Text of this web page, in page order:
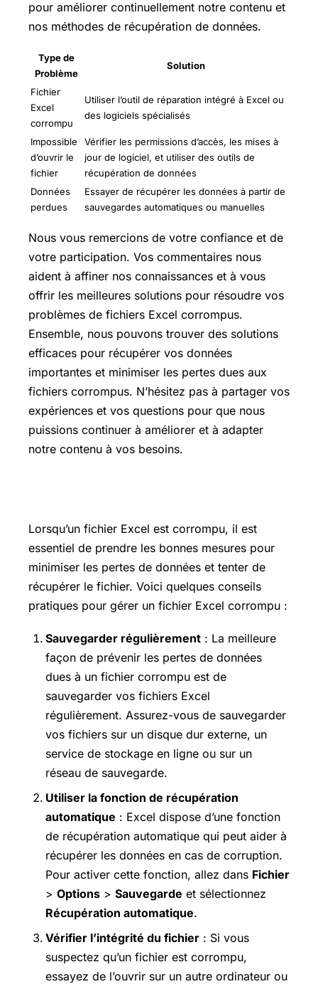
pour améliorer continuellement notre contenu et
nos méthodes de récupération de données.
Type de
Problème
Solution
Fichier
Excel
corrompu
Utiliser l’outil de réparation intégré à Excel ou
des logiciels spécialisés
Impossible
d’ouvrir le
fichier
Vérifier les permissions d’accès, les mises à
jour de logiciel, et utiliser des outils de
récupération de données
Données
perdues
Essayer de récupérer les données à partir de
sauvegardes automatiques ou manuelles
Nous vous remercions de votre confiance et de
votre participation. Vos commentaires nous
aident à affiner nos connaissances et à vous
offrir les meilleures solutions pour résoudre vos
problèmes de fichiers Excel corrompus.
Ensemble, nous pouvons trouver des solutions
efficaces pour récupérer vos données
importantes et minimiser les pertes dues aux
fichiers corrompus. N’hésitez pas à partager vos
expériences et vos questions pour que nous
puissions continuer à améliorer et à adapter
notre contenu à vos besoins.
Lorsqu’un fichier Excel est corrompu, il est
essentiel de prendre les bonnes mesures pour
minimiser les pertes de données et tenter de
récupérer le fichier. Voici quelques conseils
pratiques pour gérer un fichier Excel corrompu :
Sauvegarder régulièrement : La meilleure
façon de prévenir les pertes de données
dues à un fichier corrompu est de
sauvegarder vos fichiers Excel
régulièrement. Assurez-vous de sauvegarder
vos fichiers sur un disque dur externe, un
service de stockage en ligne ou sur un
réseau de sauvegarde.
Utiliser la fonction de récupération
automatique : Excel dispose d’une fonction
de récupération automatique qui peut aider à
récupérer les données en cas de corruption.
Pour activer cette fonction, allez dans Fichier
> Options > Sauvegarde et sélectionnez
Récupération automatique.
Vérifier l’intégrité du fichier : Si vous
suspectez qu’un fichier est corrompu,
essayez de l’ouvrir sur un autre ordinateur ou